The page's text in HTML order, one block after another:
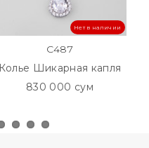
Нет в наличии
C487
Колье Шикарная капля
830 000 сум